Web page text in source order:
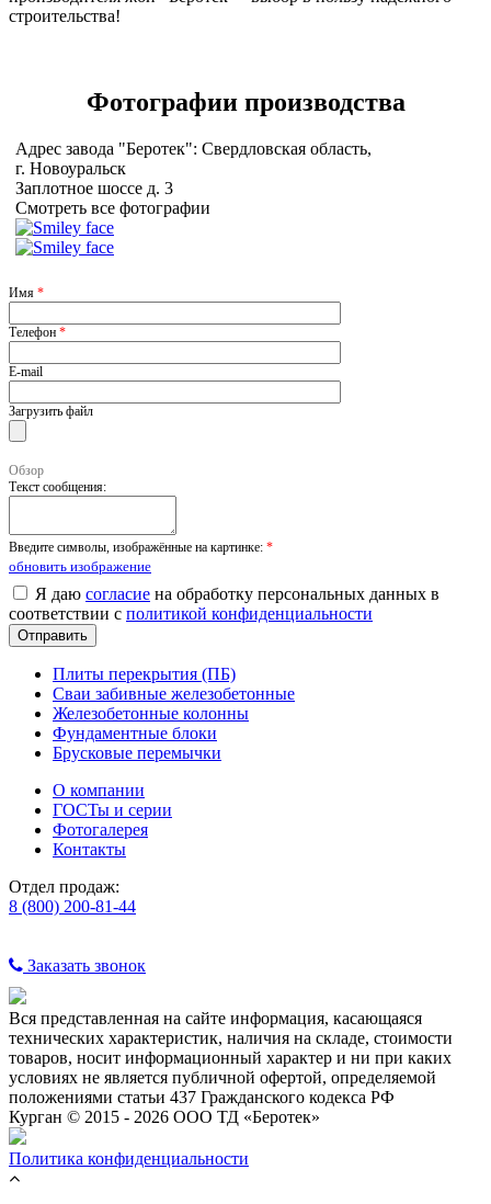
строительства!
Фотографии производства
Адрес завода "Беротек": Свердловская область,
г. Новоуральск
Заплотное шоссе д. 3
Смотреть все фотографии
Имя *
Телефон *
E-mail
Загрузить файл
Обзор
Текст сообщения:
Введите символы, изображённые на картинке: *
обновить изображение
Я даю согласие на обработку персональных данных в
соответствии с политикой конфиденциальности
Плиты перекрытия (ПБ)
Сваи забивные железобетонные
Железобетонные колонны
Фундаментные блоки
Брусковые перемычки
О компании
ГОСТы и серии
Фотогалерея
Контакты
Отдел продаж:
8 (800) 200-81-44
Заказать звонок
Вся представленная на сайте информация, касающаяся
технических характеристик, наличия на складе, стоимости
товаров, носит информационный характер и ни при каких
условиях не является публичной офертой, определяемой
положениями статьи 437 Гражданского кодекса РФ
Курган © 2015 - 2026 ООО ТД «Беротек»
Политика конфиденциальности